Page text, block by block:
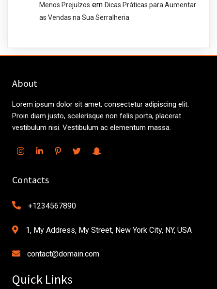
Menos Prejuízos em Dicas Práticas para Aumentar
as Vendas na Sua Serralheria
About
Lorem ipsum dolor sit amet, consectetur adipiscing elit.
Proin diam justo, scelerisque non felis porta, placerat
vestibulum nisi. Vestibulum ac elementum massa.
Contacts
+1234567890
1, My Address, My Street, New York City, NY, USA
contact@domain.com
Quick Links